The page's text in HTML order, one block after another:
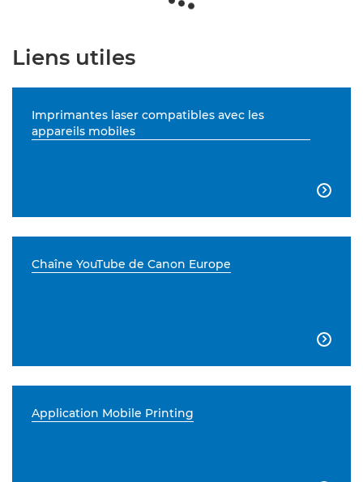
Liens utiles
Imprimantes laser compatibles avec les
appareils mobiles

Chaîne YouTube de Canon Europe

Application Mobile Printing